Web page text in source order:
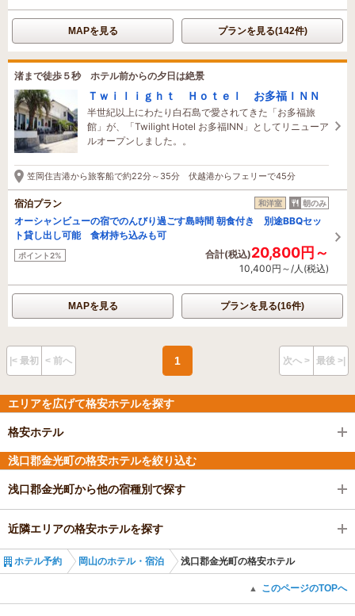
MAPを見る プランを見る(142件)
渚まで徒歩５秒 ホテル前からの夕日は絶景
Ｔｗｉｌｉｇｈｔ Ｈｏｔｅｌ お多福ＩＮＮ
半世紀以上にわたり白石島で愛されてきた「お多福旅
館」が、「Twilight Hotel お多福INN」としてリニューア
ルオープンしました。。
笠岡住吉港から旅客船で約22分～35分 伏越港からフェリーで45分
宿泊プラン 和洋室 朝のみ
オーシャンビューの宿でのんびり過ごす島時間 朝食付き 別途BBQセッ
ト貸し出し可能 食材持ち込みも可
ポイント2% 合計(税込)20,800円～
10,400円～/人(税込)
MAPを見る プランを見る(16件)
|< 最初 < 前へ 1 次へ > 最後 >|
エリアを広げて格安ホテルを探す
格安ホテル
浅口郡金光町の格安ホテルを絞り込む
浅口郡金光町から他の宿種別で探す
近隣エリアの格安ホテルを探す
ホテル予約 岡山のホテル・宿泊 浅口郡金光町の格安ホテル
▲ このページのTOPへ